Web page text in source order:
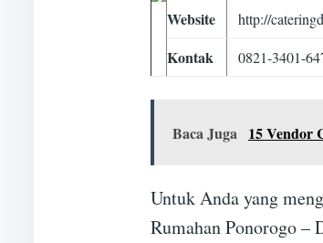
Website
http://
Kontak 0821-3401-
Baca Juga 15 Vendor
Untuk Anda yang
Rumahan Ponorogo –